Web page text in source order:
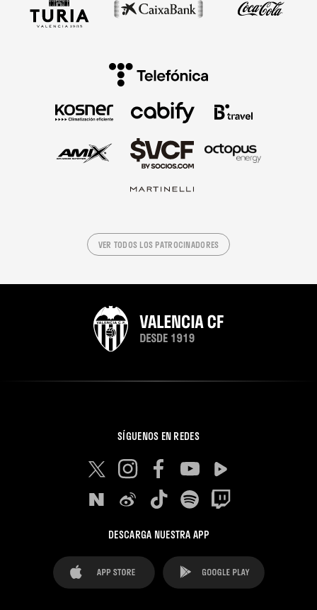
VER TODOS LOS PATROCINADORES
SÍGUENOS EN REDES
DESCARGA NUESTRA APP